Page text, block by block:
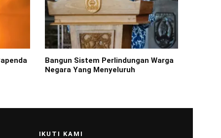
Bangun Sistem Perlindungan Warga
Negara Yang Menyeluruh
IKUTI KAMI